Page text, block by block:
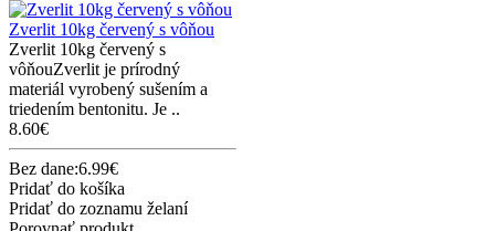
Zverlit 10kg červený s vôňou
Zverlit 10kg červený s
vôňouZverlit je prírodný
materiál vyrobený sušením a
triedením bentonitu. Je ..
8.60€
Bez dane:6.99€
Pridať do košíka
Pridať do zoznamu želaní